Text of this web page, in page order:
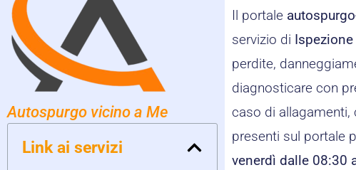
Autospurgo vicino a Me
Link ai servizi
Il portale
servizio di
perdite,
diagnosticare con
caso di
presenti sul portale
venerdì dalle 08:30